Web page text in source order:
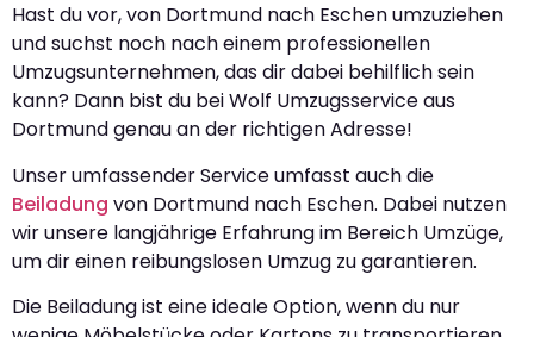
Hast du vor, von Dortmund nach Eschen umzuziehen
und suchst noch nach einem professionellen
Umzugsunternehmen, das dir dabei behilflich sein
kann? Dann bist du bei Wolf Umzugsservice aus
Dortmund genau an der richtigen Adresse!
Unser umfassender Service umfasst auch die
Beiladung von Dortmund nach Eschen. Dabei nutzen
wir unsere langjährige Erfahrung im Bereich Umzüge,
um dir einen reibungslosen Umzug zu garantieren.
Die Beiladung ist eine ideale Option, wenn du nur